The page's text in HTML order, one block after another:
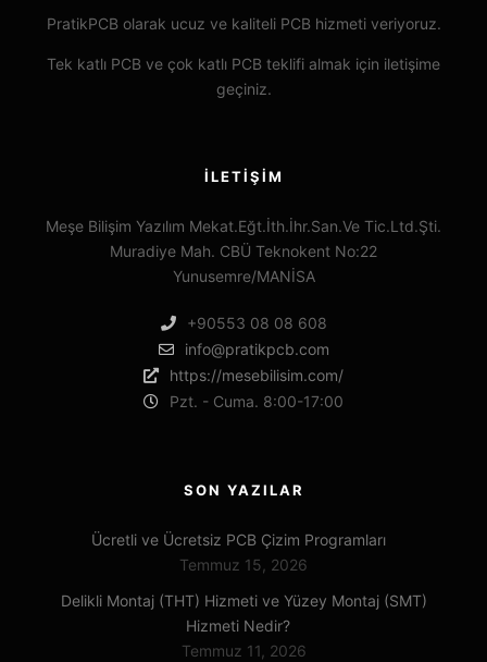
PratikPCB olarak ucuz ve kaliteli PCB hizmeti veriyoruz.
Tek katlı PCB ve çok katlı PCB teklifi almak için iletişime
geçiniz.
İLETIŞIM
Meşe Bilişim Yazılım Mekat.Eğt.İth.İhr.San.Ve Tic.Ltd.Şti.
Muradiye Mah. CBÜ Teknokent No:22
Yunusemre/MANİSA
+90553 08 08 608
info@pratikpcb.com
https://mesebilisim.com/
Pzt. - Cuma. 8:00-17:00
SON YAZILAR
Ücretli ve Ücretsiz PCB Çizim Programları
Temmuz 15, 2026
Delikli Montaj (THT) Hizmeti ve Yüzey Montaj (SMT)
Hizmeti Nedir?
Temmuz 11, 2026